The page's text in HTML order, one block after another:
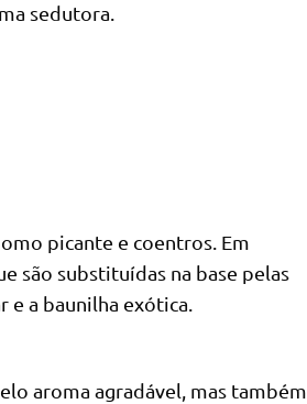
sedutora.
picante e coentros. Em
são substituídas na base pelas
e a baunilha exótica.
aroma agradável, mas também